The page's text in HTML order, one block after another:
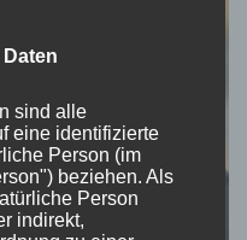
sind alle
eine identifizierte
Person (im
beziehen. Als
Person
indirekt,